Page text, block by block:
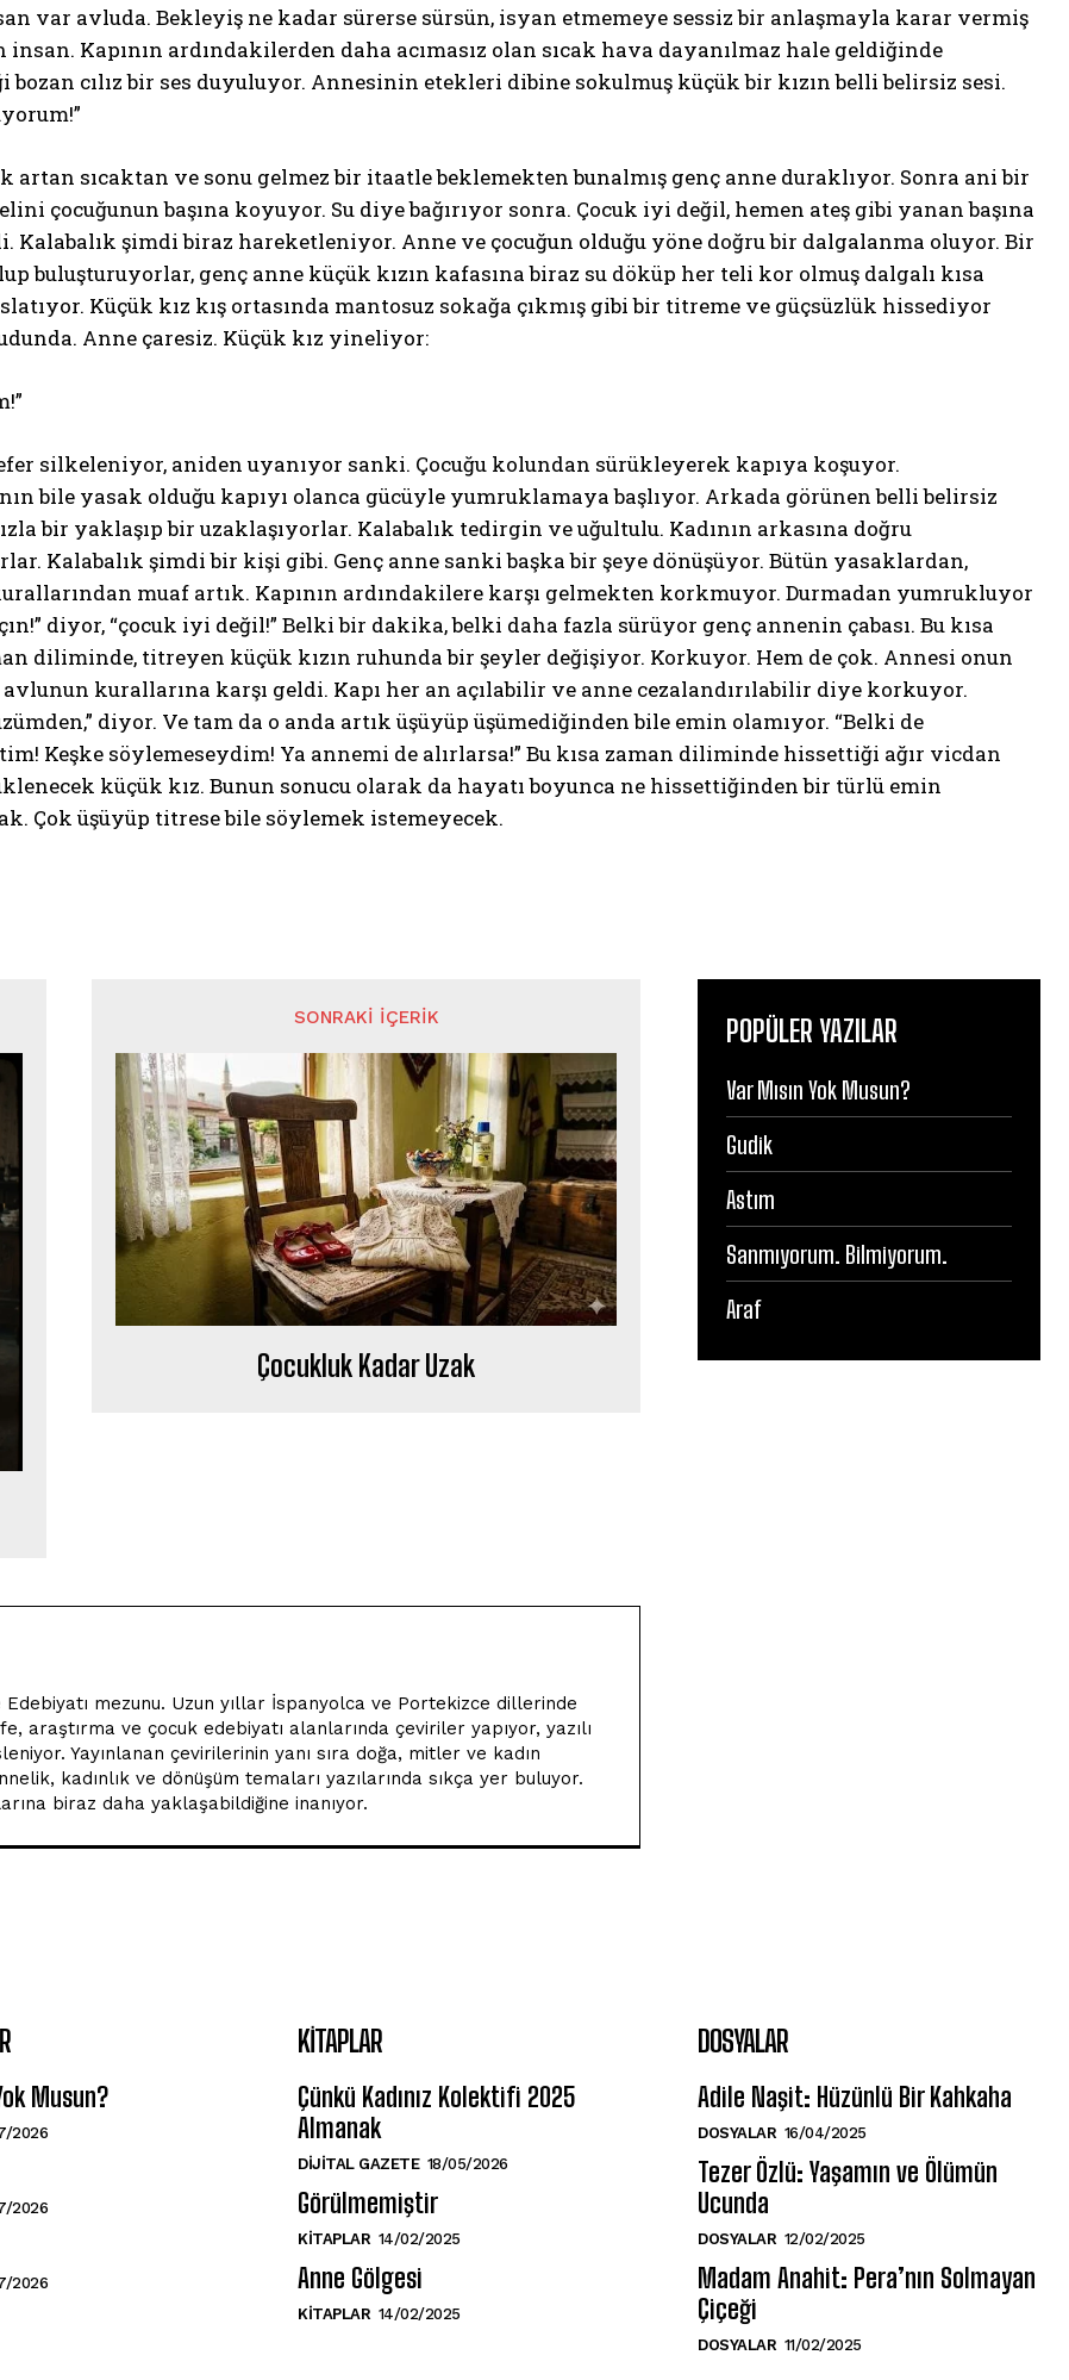
var avluda. Bekleyiş ne kadar sürerse sürsün, isyan etmemeye sessiz bir anlaşmayla karar vermiş
insan. Kapının ardındakilerden daha acımasız olan sıcak hava dayanılmaz hale geldiğinde
bozan cılız bir ses duyuluyor. Annesinin etekleri dibine sokulmuş küçük bir kızın belli belirsiz sesi.
artan sıcaktan ve sonu gelmez bir itaatle beklemekten bunalmış genç anne duraklıyor. Sonra ani bir
çocuğunun başına koyuyor. Su diye bağırıyor sonra. Çocuk iyi değil, hemen ateş gibi yanan başına
Kalabalık şimdi biraz hareketleniyor. Anne ve çocuğun olduğu yöne doğru bir dalgalanma oluyor. Bir
buluşturuyorlar, genç anne küçük kızın kafasına biraz su döküp her teli kor olmuş dalgalı kısa
Küçük kız kış ortasında mantosuz sokağa çıkmış gibi bir titreme ve güçsüzlük hissediyor
Anne çaresiz. Küçük kız yineliyor:
silkeleniyor, aniden uyanıyor sanki. Çocuğu kolundan sürükleyerek kapıya koşuyor.
bile yasak olduğu kapıyı olanca gücüyle yumruklamaya başlıyor. Arkada görünen belli belirsiz
bir yaklaşıp bir uzaklaşıyorlar. Kalabalık tedirgin ve uğultulu. Kadının arkasına doğru
Kalabalık şimdi bir kişi gibi. Genç anne sanki başka bir şeye dönüşüyor. Bütün yasaklardan,
muaf artık. Kapının ardındakilere karşı gelmekten korkmuyor. Durmadan yumrukluyor
diyor, “çocuk iyi değil!” Belki bir dakika, belki daha fazla sürüyor genç annenin çabası. Bu kısa
diliminde, titreyen küçük kızın ruhunda bir şeyler değişiyor. Korkuyor. Hem de çok. Annesi onun
kurallarına karşı geldi. Kapı her an açılabilir ve anne cezalandırılabilir diye korkuyor.
diyor. Ve tam da o anda artık üşüyüp üşümediğinden bile emin olamıyor. “Belki de
Keşke söylemeseydim! Ya annemi de alırlarsa!” Bu kısa zaman diliminde hissettiği ağır vicdan
küçük kız. Bunun sonucu olarak da hayatı boyunca ne hissettiğinden bir türlü emin
Çok üşüyüp titrese bile söylemek istemeyecek.
SONRAKI İÇERIK
Çocukluk Kadar Uzak
mezunu. Uzun yıllar İspanyolca ve Portekizce dillerinde
araştırma ve çocuk edebiyatı alanlarında çeviriler yapıyor, yazılı
Yayınlanan çevirilerinin yanı sıra doğa, mitler ve kadın
kadınlık ve dönüşüm temaları yazılarında sıkça yer buluyor.
biraz daha yaklaşabildiğine inanıyor.
POPÜLER YAZILAR
Var Mısın Yok Musun?
Gudik
Astım
Sanmıyorum. Bilmiyorum.
Araf
Musun?
2026
2026
2026
KITAPLAR
Çünkü Kadınız Kolektifi 2025
Almanak
DIJITAL GAZETE 18/05/2026
Görülmemiştir
KITAPLAR 14/02/2025
Anne Gölgesi
KITAPLAR 14/02/2025
DOSYALAR
Adile Naşit: Hüzünlü Bir Kahkaha
DOSYALAR 16/04/2025
Tezer Özlü: Yaşamın ve Ölümün
Ucunda
DOSYALAR 12/02/2025
Madam Anahit: Pera’nın Solmayan
Çiçeği
DOSYALAR 11/02/2025